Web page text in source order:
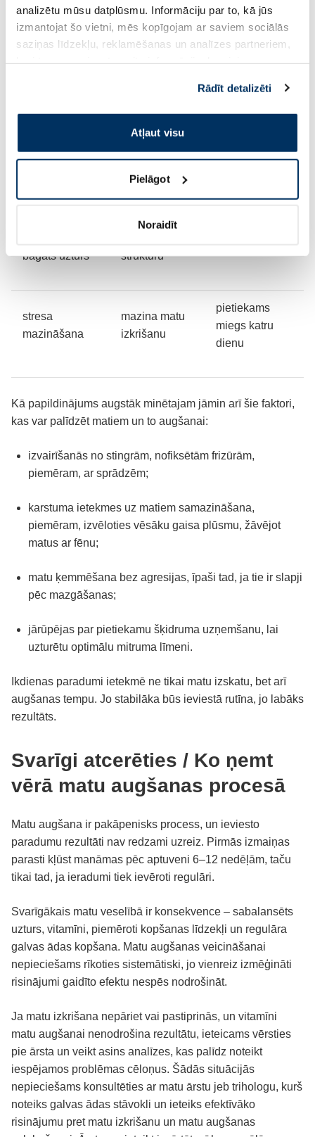
analizētu mūsu datplūsmu. Informāciju par to, kā jūs
izmantojat šo vietni, mēs kopīgojam ar saviem sociālās
saziņas līdzekļu, reklamēšanas un analīzes partneriem,
pakalpojumus. Ja piekrītat šo papildu sīkdatņu
izmantošanai, lūdzu, atzīmējiet savu izvēli:
Rādīt detalizēti
Atļaut visu
Pielāgot
Noraidīt
galvas masāža
uzlabo galvas
ādas asinsriti
3–5 minūtes
dienā
augšanai
saknes
ādas stāvokli
bagāts uzturs
struktūru
stresa
mazināšana
mazina matu
izkrišanu
pietiekams
miegs katru
dienu
Kā papildinājums augstāk minētajam jāmin arī šie faktori,
kas var palīdzēt matiem un to augšanai:
izvairīšanās no stingrām, nofiksētām frizūrām,
piemēram, ar sprādzēm;
karstuma ietekmes uz matiem samazināšana,
piemēram, izvēloties vēsāku gaisa plūsmu, žāvējot
matus ar fēnu;
matu ķemmēšana bez agresijas, īpaši tad, ja tie ir slapji
pēc mazgāšanas;
jārūpējas par pietiekamu šķidruma uzņemšanu, lai
uzturētu optimālu mitruma līmeni.
Ikdienas paradumi ietekmē ne tikai matu izskatu, bet arī
augšanas tempu. Jo stabilāka būs ieviestā rutīna, jo labāks
rezultāts.
Svarīgi atcerēties / Ko ņemt
vērā matu augšanas procesā
Matu augšana ir pakāpenisks process, un ieviesto
paradumu rezultāti nav redzami uzreiz. Pirmās izmaiņas
parasti kļūst manāmas pēc aptuveni 6–12 nedēļām, taču
tikai tad, ja ieradumi tiek ievēroti regulāri.
Svarīgākais matu veselībā ir konsekvence – sabalansēts
uzturs, vitamīni, piemēroti kopšanas līdzekļi un regulāra
galvas ādas kopšana. Matu augšanas veicināšanai
nepieciešams rīkoties sistemātiski, jo vienreiz izmēģināti
risinājumi gaidīto efektu nespēs nodrošināt.
Ja matu izkrišana nepāriet vai pastiprinās, un vitamīni
matu augšanai nenodrošina rezultātu, ieteicams vērsties
pie ārsta un veikt asins analīzes, kas palīdz noteikt
iespējamos problēmas cēloņus. Šādās situācijās
nepieciešams konsultēties ar matu ārstu jeb trihologu, kurš
noteiks galvas ādas stāvokli un ieteiks efektīvāko
risinājumu pret matu izkrišanu un matu augšanas